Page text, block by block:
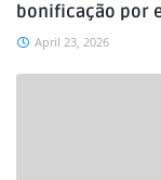
bonificação por
April 23, 2026